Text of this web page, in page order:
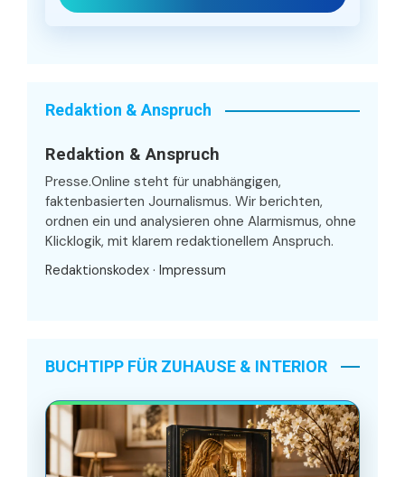
Redaktion & Anspruch
Redaktion & Anspruch
Presse.Online steht für unabhängigen,
faktenbasierten Journalismus. Wir berichten,
ordnen ein und analysieren ohne Alarmismus, ohne
Klicklogik, mit klarem redaktionellem Anspruch.
Redaktionskodex · Impressum
BUCHTIPP FÜR ZUHAUSE & INTERIOR